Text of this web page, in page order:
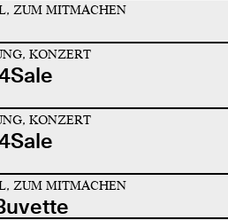
ZUM MITMACHEN
KONZERT
KONZERT
ZUM MITMACHEN